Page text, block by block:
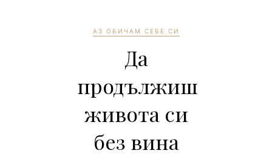
АЗ ОБИЧАМ СЕБЕ СИ
Да
продължиш
живота си
без вина